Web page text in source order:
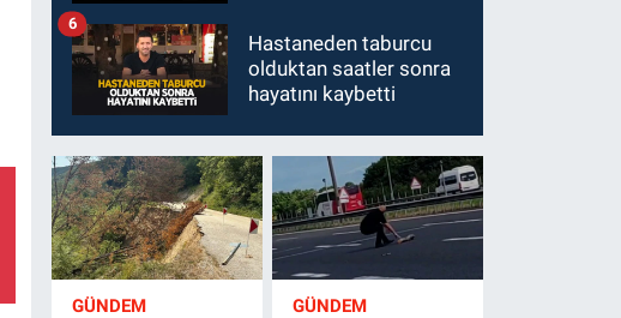
Hastaneden taburcu
olduktan saatler sonra
hayatını kaybetti
6
GÜNDEM GÜNDEM